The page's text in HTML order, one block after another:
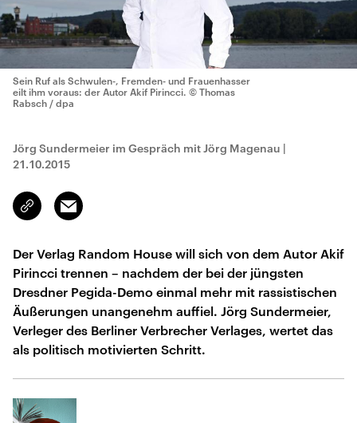
Sein Ruf als Schwulen-, Fremden- und Frauenhasser
eilt ihm voraus: der Autor Akif Pirincci. © Thomas
Rabsch / dpa
Jörg Sundermeier im Gespräch mit Jörg Magenau |
21.10.2015
Link
kopieren/teilen
Email
Der Verlag Random House will sich von dem Autor Akif
Pirincci trennen – nachdem der bei der jüngsten
Dresdner Pegida-Demo einmal mehr mit rassistischen
Äußerungen unangenehm auffiel. Jörg Sundermeier,
Verleger des Berliner Verbrecher Verlages, wertet das
als politisch motivierten Schritt.